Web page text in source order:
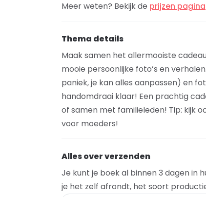
Meer weten? Bekijk de prijzen pagina
Thema details
Maak samen het allermooiste
mooie persoonlijke foto’s en
paniek, je kan alles aanpassen) en
handomdraai klaar! Een prachtig
of samen met familieleden! Tip: kijk
voor moeders!
Alles over verzenden
Je kunt je boek al binnen 3 dagen in
je het zelf afrondt, het soort